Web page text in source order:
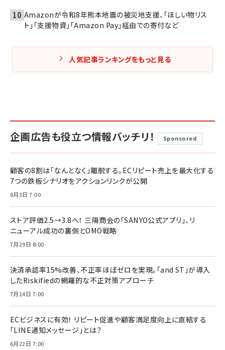
Amazonが令和8年熊本地震の被災地支援、「ほしい物リス
ト」「支援物資」「Amazon Pay」経由での寄付など
人気記事ランキングをもっと見る
企画広告も役立つ情報バッチリ！ Sponsored
顧客の8割は「なんとなく」離脱する。ECリピート売上を最大化する
7つの鉄板シナリオをアクションリンクが公開
8月3日 7:00
ストア評価2.5→3.8へ！ 三陽商会の「SANYO公式アプリ」、リ
ニューアル成功の裏側とOMO戦略
7月29日 8:00
決済承認率15%改善、不正率ほぼゼロを実現。「and ST」が導入
したRiskifiedの網羅的な不正対策アプローチ
7月14日 7:00
ECビジネスに有効！ リピート促進や顧客満足度向上に直結する
「LINE通知メッセージ」とは？
6月22日 7:00